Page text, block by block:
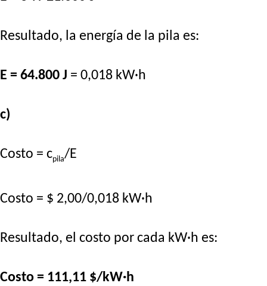
Resultado, la energía de la pila es:
E = 64.800 J = 0,018 kW·h
c)
Costo = cpila/E
Costo = $ 2,00/0,018 kW·h
Resultado, el costo por cada kW·h es:
Costo = 111,11 $/kW·h